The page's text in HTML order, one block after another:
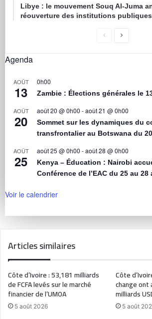
Libye : le mouvement Souq Al-Juma
réouverture des institutions
Agenda
AOÛT
13
0h00
Zambie : Élections générales le
AOÛT
20
août 20 @ 0h00 -août 21 @ 0h00
Sommet sur les dynamiques du
transfrontalier au Botswana du
AOÛT
25
août 25 @ 0h00 -août 28 @ 0h00
Kenya – Éducation : Nairobi
Conférence de l’EAC du 25 au 28
Voir le calendrier
Articles similaires
Côte d’Ivoire : 53,181 milliards
de FCFA levés sur le marché
financier de l’UMOA
5 août 2026
Côte
change
milliards
5 août